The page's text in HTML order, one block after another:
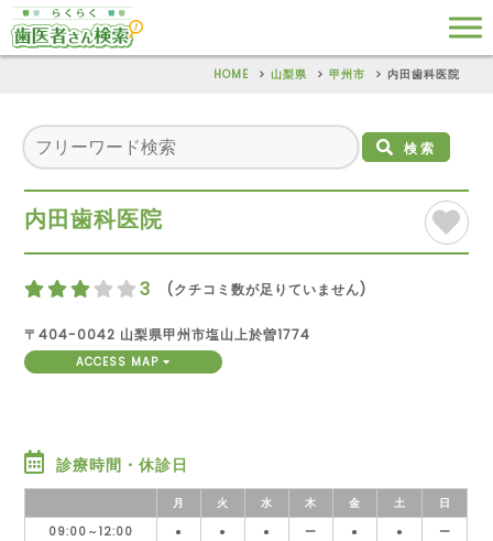
HOME 山梨県 甲州市 内田歯科医院
検索
内田歯科医院
3 (クチコミ数が足りていません)
〒404-0042 山梨県甲州市塩山上於曽1774
ACCESS MAP
診療時間・休診日
月 火 水 木 金 土
日
09:00～12:00
● ● ● ー ● ●
ー